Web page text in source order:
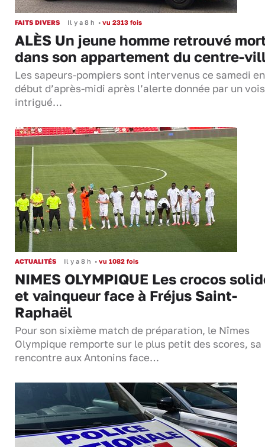
FAITS DIVERS Il y a 8 h • vu 2313 fois
ALÈS Un jeune homme retrouvé
dans son appartement du centre-
Les sapeurs-pompiers sont intervenus ce samedi en
début d’après-midi après l’alerte donnée par un
intrigué…
ACTUALITÉS Il y a 8 h • vu 1082 fois
NIMES OLYMPIQUE Les crocos
et vainqueur face à Fréjus Saint-
Raphaël
Pour son sixième match de préparation, le Nîmes
Olympique remporte sur le plus petit des scores, sa
rencontre aux Antonins face…